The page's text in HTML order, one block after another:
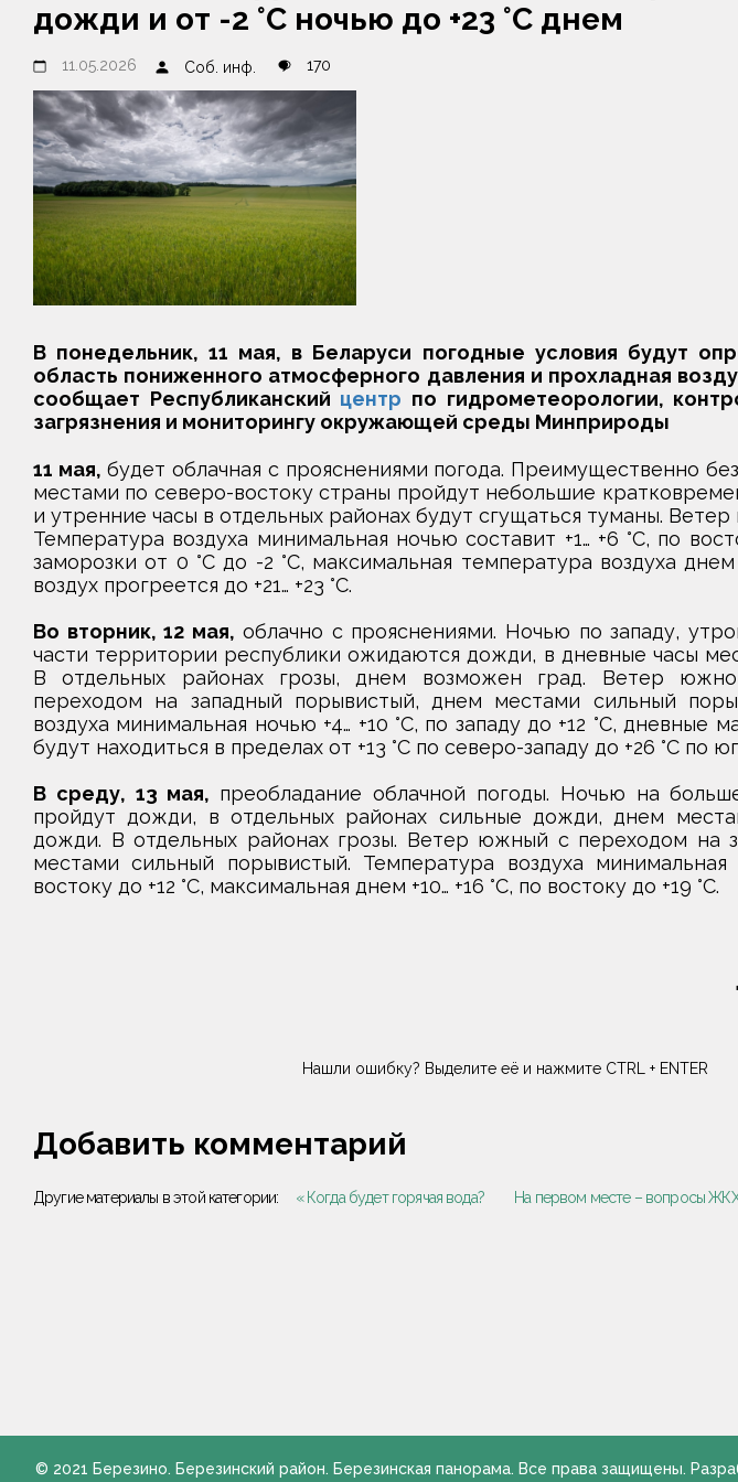
дожди и от -2 °С ночью до +23 °С днем
11.05.2026 Соб. инф. 170
В понедельник, 11 мая, в Беларуси погодные условия будут
область пониженного атмосферного давления и прохладная
сообщает Республиканский центр по гидрометеорологии,
загрязнения и мониторингу окружающей среды Минприроды
11 мая, будет облачная с прояснениями погода. Преимущественно
местами по северо-востоку страны пройдут небольшие
и утренние часы в отдельных районах будут сгущаться туманы. Ветер
Температура воздуха минимальная ночью составит +1… +6 °С, по
заморозки от 0 °С до -2 °С, максимальная температура воздуха днем
воздух прогреется до +21… +23 °С.
Во вторник, 12 мая, облачно с прояснениями. Ночью по западу,
части территории республики ожидаются дожди, в дневные часы
В отдельных районах грозы, днем возможен град. Ветер
переходом на западный порывистый, днем местами сильный
воздуха минимальная ночью +4… +10 °С, по западу до +12 °С, дневные
будут находиться в пределах от +13 °С по северо-западу до +26 °С по
В среду, 13 мая, преобладание облачной погоды. Ночью на
пройдут дожди, в отдельных районах сильные дожди, днем
дожди. В отдельных районах грозы. Ветер южный с переходом на
местами сильный порывистый. Температура воздуха
востоку до +12 °С, максимальная днем +10… +16 °С, по востоку до +19 °С.
Нашли ошибку? Выделите её и нажмите CTRL + ENTER
Добавить комментарий
Другие материалы в этой категории: « Когда будет горячая вода? На первом месте – вопросы
© 2021 Березино. Березинский район. Березинская панорама. Все права защищены.